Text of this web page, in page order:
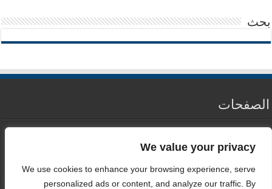
We value your privacy
We use cookies to enhance your browsing experience, serve
personalized ads or content, and analyze our traffic. By
بحث
الصفحات
سياسة الخصوصية
اتصل بنا